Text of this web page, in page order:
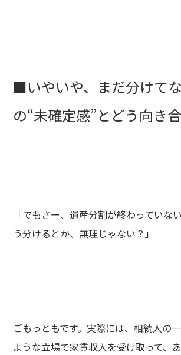
■いやいや、まだ分けて
の“未確定感”とどう向き
「でもさー、遺産分割が終わっていな
う分けるとか、無理じゃない？」
ごもっともです。実際には、相続人の
ような立場で家賃収入を受け取って、